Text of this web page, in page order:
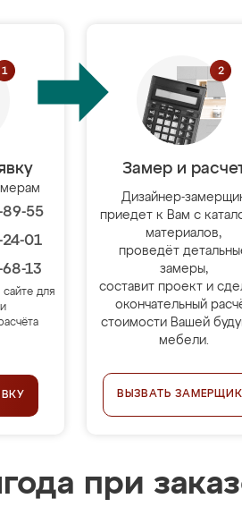
55
01
13
сайте для
Замер и
Дизайнер-
приедет к Вам с
материалов,
проведёт
замеры,
составит проект и
окончательный
стоимости Вашей
мебели.
ВЫЗВАТЬ
при